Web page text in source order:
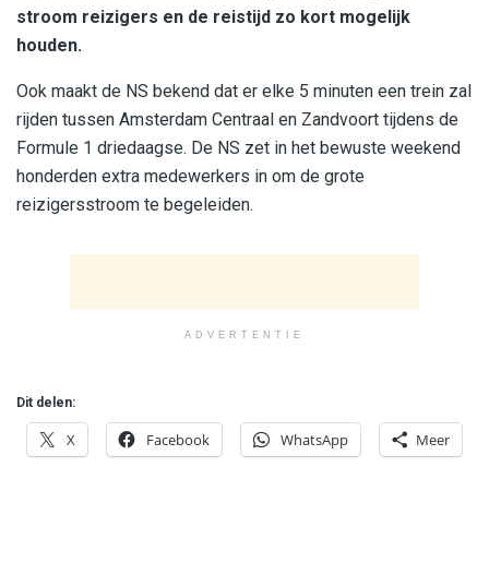
stroom reizigers en de reistijd zo kort mogelijk
houden.
Ook maakt de NS bekend dat er elke 5 minuten een trein zal
rijden tussen Amsterdam Centraal en Zandvoort tijdens de
Formule 1 driedaagse. De NS zet in het bewuste weekend
honderden extra medewerkers in om de grote
reizigersstroom te begeleiden.
ADVERTENTIE
Dit delen:
X Facebook WhatsApp Meer